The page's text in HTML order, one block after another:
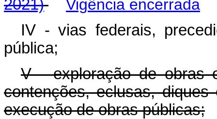
2021)
Vigência encerrada
IV - vias federais,
pública;
V - exploração de obras
contenções, eclusas,
execução de obras públicas;